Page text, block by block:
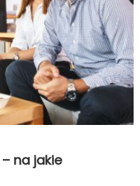
na jakie